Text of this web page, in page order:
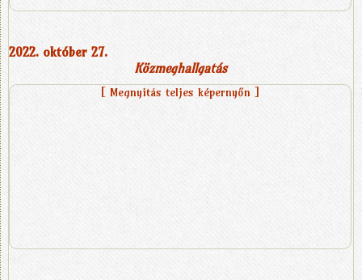
2022. október 27.
Közmeghallgatás
[ Megnyitás teljes képernyőn ]